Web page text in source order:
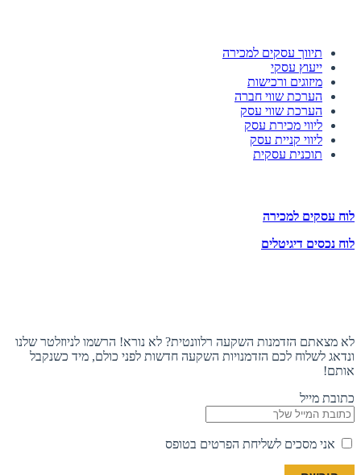
תיווך עסקים למכירה
ייעוץ עסקי
מיזוגים ורכישות
הערכת שווי חברה
הערכת שווי עסק
ליווי מכירת עסק
ליווי קניית עסק
תוכנית עסקית
לוח עסקים למכירה
לוח נכסים דיגיטלים
לא מצאתם הזדמנות השקעה רלוונטית? לא נורא! הרשמו לניוזלטר שלנו
ונדאג לשלוח לכם הזדמנויות השקעה חדשות לפני כולם, מיד כשנקבל
אותם!
כתובת מייל
אני מסכים לשליחת הפרטים בטופס